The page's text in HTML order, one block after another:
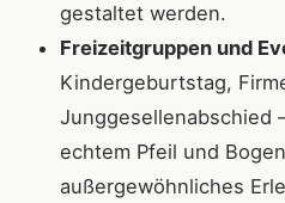
gestaltet werden.
Freizeitgruppen und
Kindergeburtstag,
Junggesellenabschied
echtem Pfeil und
außergewöhnliches